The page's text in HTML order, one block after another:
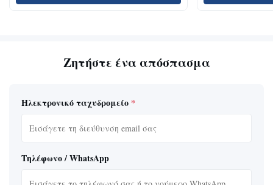
Ζητήστε ένα απόσπασμα
Ηλεκτρονικό ταχυδρομείο *
Τηλέφωνο / WhatsApp